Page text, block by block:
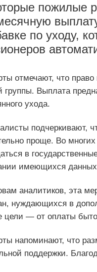
пожилые
по уходу,
отмечают, что
группы. Выплата
ухода.
подчеркивают,
проще. Во
в
имеющихся
аналитиков, эта
нуждающихся в
— от оплаты
напоминают, что
поддержки.